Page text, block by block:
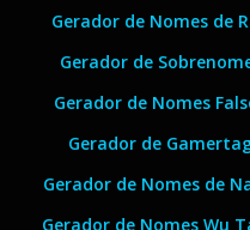
Gerador de Nomes de
Gerador de
Gerador de Nomes
Gerador de
Gerador de Nomes de
Gerador de Nomes Wu